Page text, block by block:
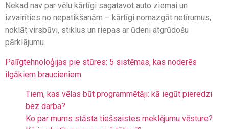
Nekad nav par vēlu kārtīgi sagatavot auto ziemai un
izvairīties no nepatikšanām – kārtīgi nomazgāt netīrumus,
noklāt virsbūvi, stiklus un riepas ar ūdeni atgrūdošu
pārklājumu.
Palīgtehnoloģijas pie stūres: 5 sistēmas, kas noderēs
ilgākiem braucieniem
Tiem, kas vēlas būt programmētāji: kā iegūt pieredzi
bez darba?
Ko par mums stāsta tiešsaistes meklējumu vēsture?